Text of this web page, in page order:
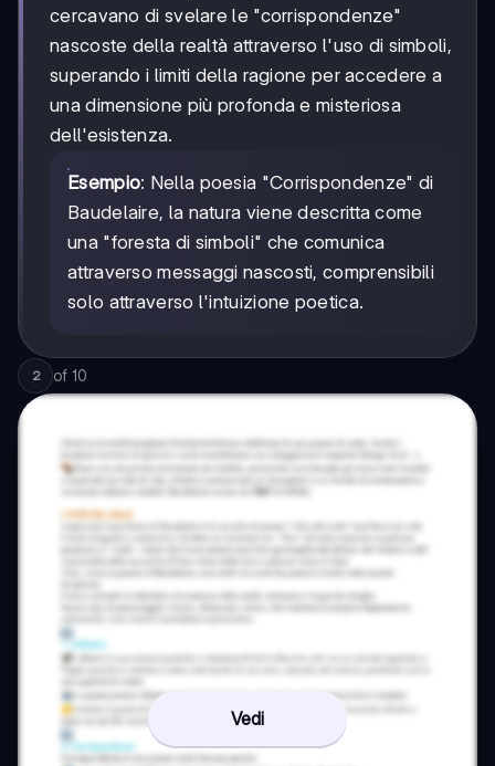
cercavano di svelare le "corrispondenze"
nascoste della realtà attraverso l'uso di simboli,
superando i limiti della ragione per accedere a
una dimensione più profonda e misteriosa
dell'esistenza.
Esempio: Nella poesia "Corrispondenze" di
Baudelaire, la natura viene descritta come
una "foresta di simboli" che comunica
attraverso messaggi nascosti, comprensibili
solo attraverso l'intuizione poetica.
2 of 10
Vedi